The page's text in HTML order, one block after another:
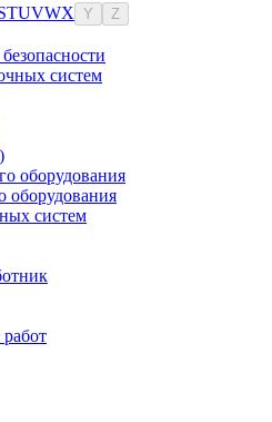
TUVWX Y Z
систем
оборудования
оборудования
систем